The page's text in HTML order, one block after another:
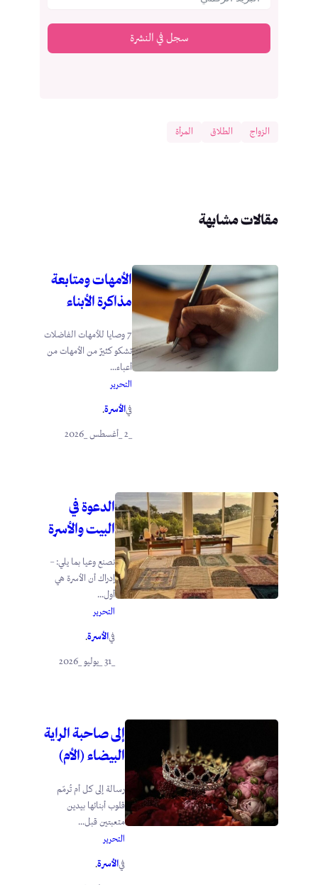
سجل في النشرة
الزواج الطلاق المرأة
مقالات مشابهة
الأمهات ومتابعة
مذاكرة الأبناء
7 وصايا للأمهات الفاضلات
تشكو كثيرٌ من الأمهات من
أعباء...
التحرير
فيالأسرة.
_2 _أغسطس _2026
الدعوة في
البيت والأسرة
نصنع وعيا بما يلي: –
إدراك أن الأسرة هي
أول...
التحرير
فيالأسرة.
إلى صاحبة الراية
البيضاء (الأم)
رسالة إلى كل أم تُرمّم
قلوب أبنائها بيدين
متعبتين قبل...
التحرير
فيالأسرة.